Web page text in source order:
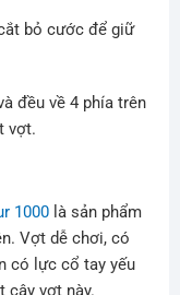
bỏ cước để giữ
đều về 4 phía trên
vợt.
1000 là sản phẩm
Vợt dễ chơi, có
có lực cổ tay yếu
cây vợt này.